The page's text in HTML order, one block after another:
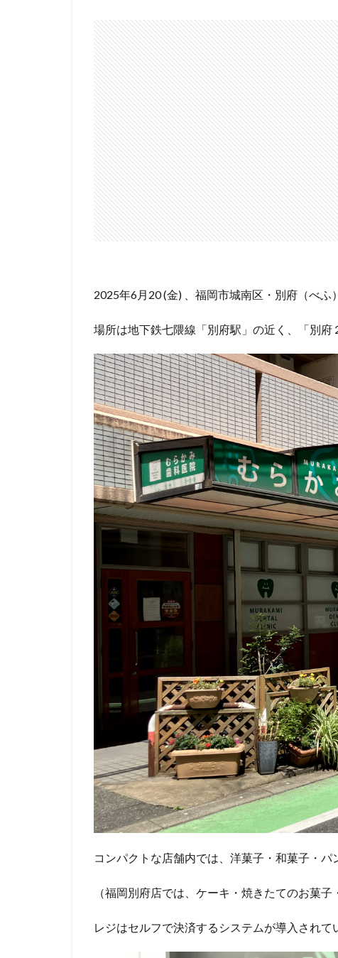
2025年6月20 (金) 、福岡市城南区・別府（べふ
場所は地下鉄七隈線「別府駅」の近く、「別府
コンパクトな店舗内では、洋菓子・和菓子・パ
（福岡別府店では、ケーキ・焼きたてのお菓
レジはセルフで決済するシステムが導入されて